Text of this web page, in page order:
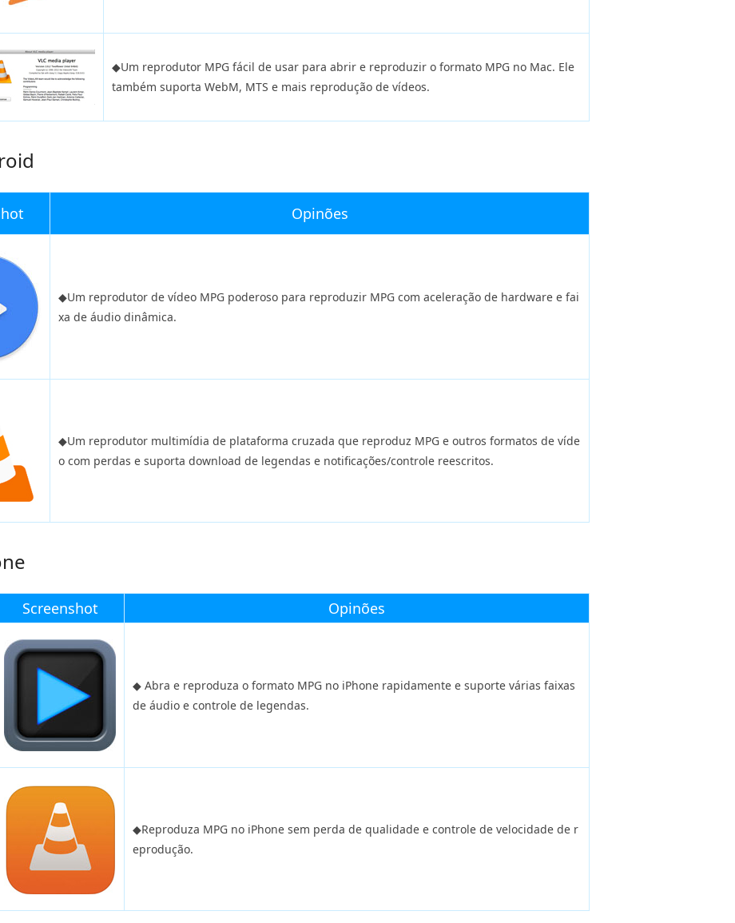
◆Um reprodutor MPG fácil de usar para abrir e reproduzir o formato MPG no Mac. Ele
também suporta WebM, MTS e mais reprodução de vídeos.
Opinões
◆Um reprodutor de vídeo MPG poderoso para reproduzir MPG com aceleração de hardware e fai
xa de áudio dinâmica.
◆Um reprodutor multimídia de plataforma cruzada que reproduz MPG e outros formatos de víde
o com perdas e suporta download de legendas e notificações/controle reescritos.
Screenshot Opinões
◆ Abra e reproduza o formato MPG no iPhone rapidamente e suporte várias faixas
de áudio e controle de legendas.
◆Reproduza MPG no iPhone sem perda de qualidade e controle de velocidade de r
eprodução.